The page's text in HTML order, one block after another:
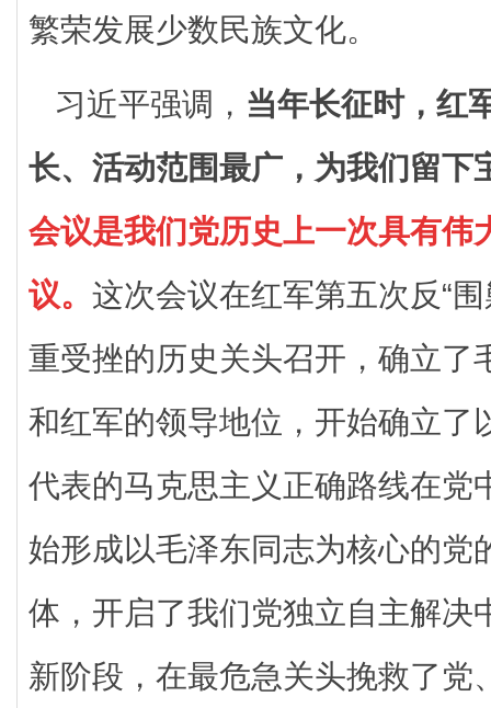
繁荣发展少数民族文化。
习近平强调， 当年长征时，红
长、活动范围最广，为我们留下
会议是我们党历史上一次具有伟
议。 这次会议在红军第五次反“
重受挫的历史关头召开，确立了
和红军的领导地位，开始确立了
代表的马克思主义正确路线在党
始形成以毛泽东同志为核心的党
体，开启了我们党独立自主解决
新阶段，在最危急关头挽救了党